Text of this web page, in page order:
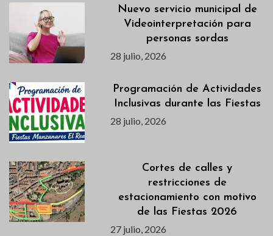
Nuevo servicio municipal de
Videointerpretación para
personas sordas
28 julio, 2026
Programación de Actividades
Inclusivas durante las Fiestas
28 julio, 2026
Cortes de calles y
restricciones de
estacionamiento con motivo
de las Fiestas 2026
27 julio, 2026